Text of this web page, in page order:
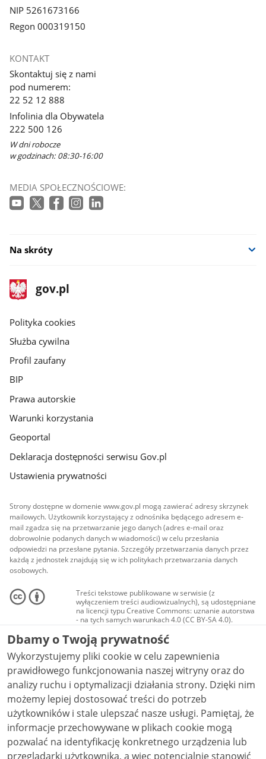
NIP 5261673166
Regon 000319150
KONTAKT
Skontaktuj się z nami
pod numerem:
22 52 12 888
Infolinia dla Obywatela
222 500 126
W dni robocze
w godzinach: 08:30-16:00
MEDIA SPOŁECZNOŚCIOWE:
Na skróty
stopka
gov.pl
Strona
gov.pl
gov.pl
Polityka cookies
Służba cywilna
Profil zaufany
BIP
Prawa autorskie
Warunki korzystania
Geoportal
Deklaracja dostępności serwisu Gov.pl
Ustawienia prywatności
Strony dostępne w domenie www.gov.pl mogą zawierać adresy skrzynek
mailowych. Użytkownik korzystający z odnośnika będącego adresem e-
mail zgadza się na przetwarzanie jego danych (adres e-mail oraz
dobrowolnie podanych danych w wiadomości) w celu przesłania
odpowiedzi na przesłane pytania. Szczegóły przetwarzania danych przez
każdą z jednostek znajdują się w ich politykach przetwarzania danych
osobowych.
Treści tekstowe publikowane w serwisie (z
wyłączeniem treści audiowizualnych), są udostępniane
na licencji typu Creative Commons: uznanie autorstwa
- na tych samych warunkach 4.0 (CC BY-SA 4.0).
Materiały audiowizualne, w tym zdjęcia, materiały
audio i wideo, są udostępniane na licencji typu
Creative Commons: uznanie autorstwa użycie
niekomercyjne - bez utworów zależnych 4.0 (CC BY-
NC-ND 4.0), o ile nie jest to stwierdzone inaczej.
Dbamy o Twoją prywatność
Wykorzystujemy pliki cookie w celu zapewnienia
prawidłowego funkcjonowania naszej witryny oraz do
analizy ruchu i optymalizacji działania strony. Dzięki nim
możemy lepiej dostosować treści do potrzeb
użytkowników i stale ulepszać nasze usługi. Pamiętaj, że
informacje przechowywane w plikach cookie mogą
pozwalać na identyfikację konkretnego urządzenia lub
przeglądarki użytkownika, a więc potencjalnie stanowić